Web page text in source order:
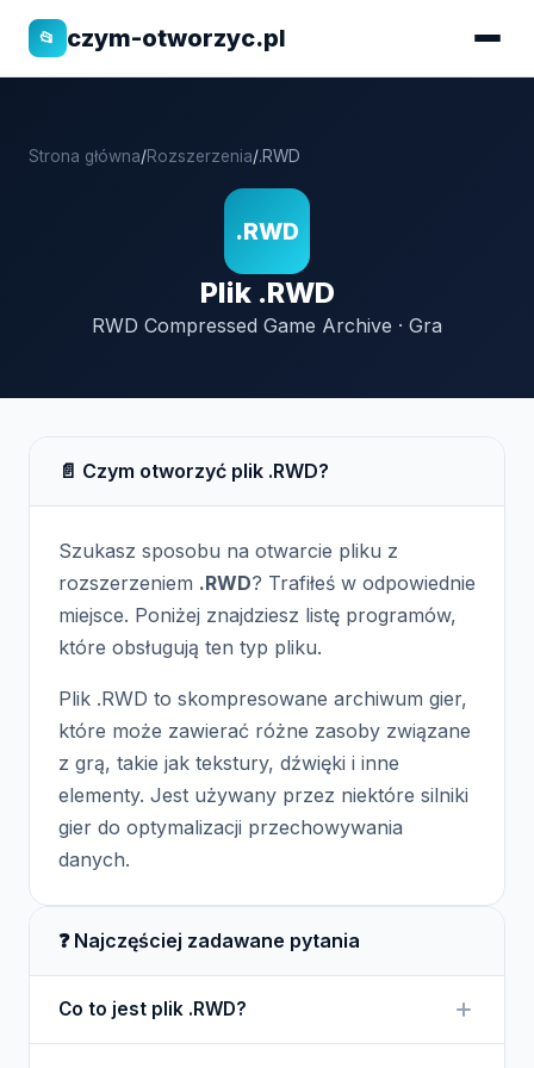
📂 czym-otworzyc.pl
Strona główna/Rozszerzenia/.RWD
.RWD
Plik .RWD
RWD Compressed Game Archive · Gra
📄 Czym otworzyć plik .RWD?
Szukasz sposobu na otwarcie pliku z
rozszerzeniem .RWD? Trafiłeś w odpowiednie
miejsce. Poniżej znajdziesz listę programów,
które obsługują ten typ pliku.
Plik .RWD to skompresowane archiwum gier,
które może zawierać różne zasoby związane
z grą, takie jak tekstury, dźwięki i inne
elementy. Jest używany przez niektóre silniki
gier do optymalizacji przechowywania
danych.
❓ Najczęściej zadawane pytania
Co to jest plik .RWD?